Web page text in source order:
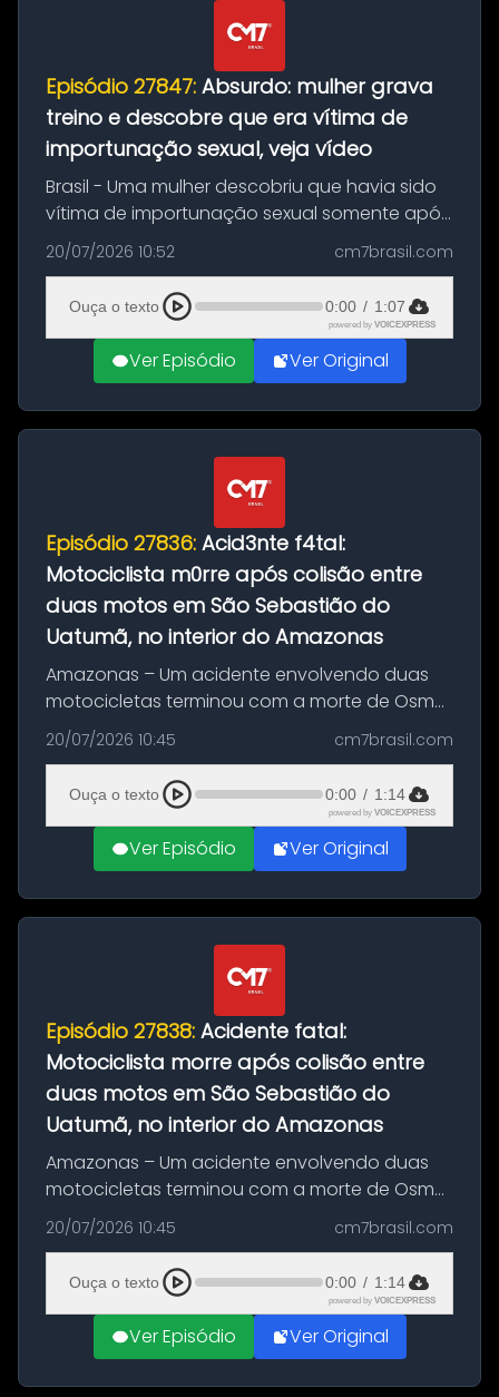
Episódio 27847: Absurdo: mulher grava
treino e descobre que era vítima de
importunação sexual, veja vídeo
Brasil - Uma mulher descobriu que havia sido
vítima de importunação sexual somente após
assistir a um vídeo que gravou enquanto
treinava na academia de um condomínio em
Feira de Santana, na Bahia. O c...
20/07/2026 10:52 cm7brasil.com
Ouça o texto 0:00 / 1:07
powered by VOICEXPRESS
Ver Episódio Ver Original
Episódio 27836: Acid3nte f4tal:
Motociclista m0rre após colisão entre
duas motos em São Sebastião do
Uatumã, no interior do Amazonas
Amazonas – Um acidente envolvendo duas
motocicletas terminou com a morte de Osmar
Figueiredo de Souza, de 38 anos, no município
de São Sebastião do Uatumã, no interior do
Amazonas. A colisão ocorreu n...
20/07/2026 10:45 cm7brasil.com
Ouça o texto 0:00 / 1:14
powered by VOICEXPRESS
Ver Episódio Ver Original
Episódio 27838: Acidente fatal:
Motociclista morre após colisão entre
duas motos em São Sebastião do
Uatumã, no interior do Amazonas
Amazonas – Um acidente envolvendo duas
motocicletas terminou com a morte de Osmar
Figueiredo de Souza, de 38 anos, no município
de São Sebastião do Uatumã, no interior do
Amazonas. A colisão ocorreu n...
20/07/2026 10:45 cm7brasil.com
Ouça o texto 0:00 / 1:14
powered by VOICEXPRESS
Ver Episódio Ver Original